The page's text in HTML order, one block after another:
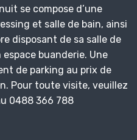
se compose d’une
et salle de bain, ainsi
disposant de sa salle de
espace buanderie. Une
de parking au prix de
Pour toute visite, veuillez
0488 366 788